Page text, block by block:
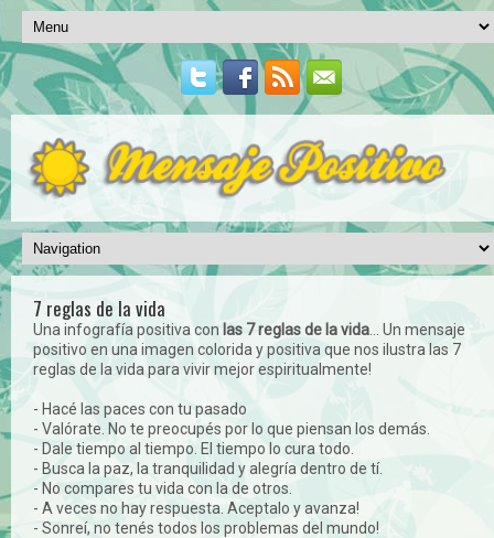
7 reglas de la vida
Una infografía positiva con las 7 reglas de la vida ... Un mensaje
positivo en una imagen colorida y positiva que nos ilustra las 7
reglas de la vida para vivir mejor espiritualmente!
- Hacé las paces con tu pasado
- Valórate. No te preocupés por lo que piensan los demás.
- Dale tiempo al tiempo. El tiempo lo cura todo.
- Busca la paz, la tranquilidad y alegría dentro de tí.
- No compares tu vida con la de otros.
- A veces no hay respuesta. Aceptalo y avanza!
- Sonreí, no tenés todos los problemas del mundo!